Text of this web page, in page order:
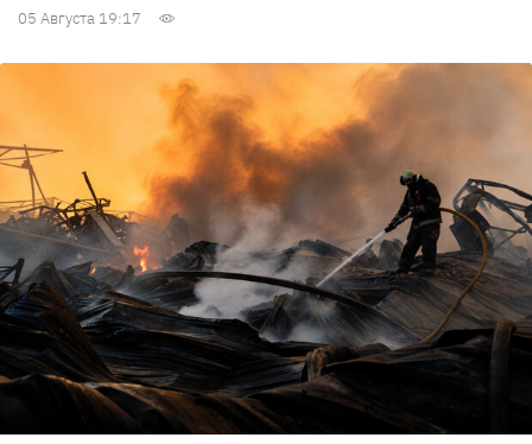
05 Августа 19:17